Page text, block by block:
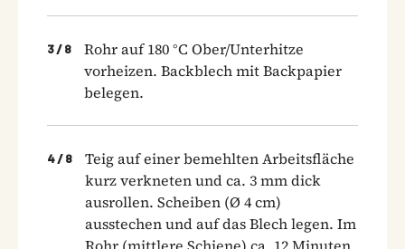
3 / 8
Rohr auf 180 °C Ober­/Unterhitze
vorheizen. Backblech mit Backpapier
belegen.
4 / 8
Teig auf einer bemehlten Arbeitsfläche
kurz verkneten und ca. 3 mm dick
ausrollen. Scheiben (Ø 4 cm)
ausstechen und auf das Blech legen. Im